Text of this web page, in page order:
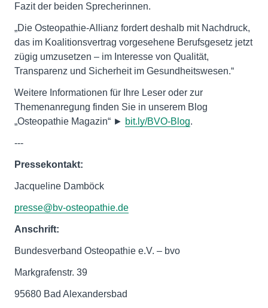
Fazit der beiden Sprecherinnen.
„Die Osteopathie-Allianz fordert deshalb mit Nachdruck,
das im Koalitionsvertrag vorgesehene Berufsgesetz jetzt
zügig umzusetzen – im Interesse von Qualität,
Transparenz und Sicherheit im Gesundheitswesen.“
Weitere Informationen für Ihre Leser oder zur
Themenanregung finden Sie in unserem Blog
„Osteopathie Magazin“ ► bit.ly/BVO-Blog.
---
Pressekontakt:
Jacqueline Damböck
presse@bv-osteopathie.de
Anschrift:
Bundesverband Osteopathie e.V. – bvo
Markgrafenstr. 39
95680 Bad Alexandersbad